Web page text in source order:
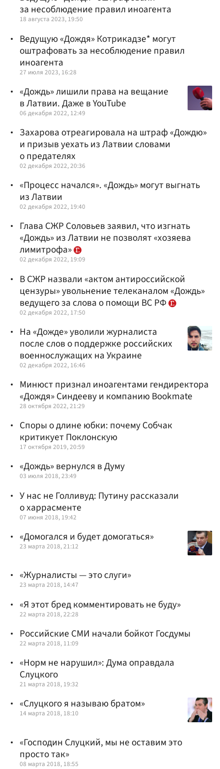
за несоблюдение правил иноагента
18 августа 2023, 19:50
Ведущую «Дождя» Котрикадзе* могут
оштрафовать за несоблюдение правил
иноагента
27 июля 2023, 16:28
«Дождь» лишили права на вещание
в Латвии. Даже в YouTube
06 декабря 2022, 12:49
Захарова отреагировала на штраф «Дождю»
и призыв уехать из Латвии словами
о предателях
02 декабря 2022, 20:36
«Процесс начался». «Дождь» могут выгнать
из Латвии
02 декабря 2022, 19:40
Глава СЖР Соловьев заявил, что изгнать
«Дождь» из Латвии не позволят «хозяева
лимитрофа»
02 декабря 2022, 19:09
В СЖР назвали «актом антироссийской
цензуры» увольнение телеканалом «Дождь»
ведущего за слова о помощи ВС РФ
02 декабря 2022, 17:50
На «Дожде» уволили журналиста
после слов о поддержке российских
военнослужащих на Украине
02 декабря 2022, 16:46
Минюст признал иноагентами гендиректора
«Дождя» Синдееву и компанию Bookmate
28 октября 2022, 21:29
Споры о длине юбки: почему Собчак
критикует Поклонскую
17 октября 2019, 20:59
«Дождь» вернулся в Думу
03 июля 2018, 23:49
У нас не Голливуд: Путину рассказали
о харрасменте
07 июня 2018, 19:42
«Домогался и будет домогаться»
23 марта 2018, 21:12
«Журналисты — это слуги»
23 марта 2018, 14:47
«Я этот бред комментировать не буду»
22 марта 2018, 22:28
Российские СМИ начали бойкот Госдумы
22 марта 2018, 11:09
«Норм не нарушил»: Дума оправдала
Слуцкого
21 марта 2018, 19:32
«Слуцкого я называю братом»
14 марта 2018, 18:10
«Господин Слуцкий, мы не оставим это
просто так»
08 марта 2018, 18:55